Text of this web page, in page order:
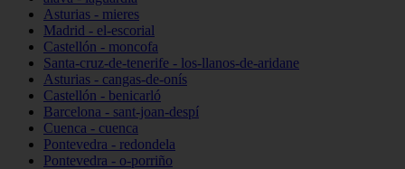
Asturias - mieres
Madrid - el-escorial
Castellón - moncofa
Santa-cruz-de-tenerife - los-llanos-de-aridane
Asturias - cangas-de-onís
Castellón - benicarló
Barcelona - sant-joan-despí
Cuenca - cuenca
Pontevedra - redondela
Pontevedra - o-porriño